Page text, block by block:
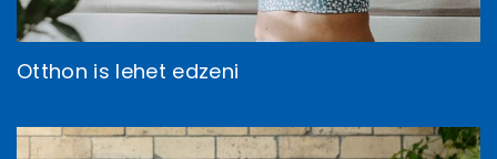
Otthon is lehet edzeni